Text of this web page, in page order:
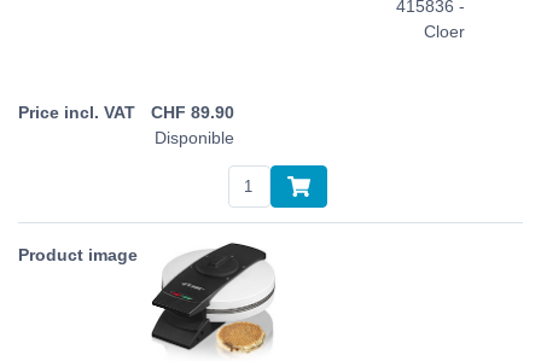
415836 -
Cloer
CHF 89.90
Disponible